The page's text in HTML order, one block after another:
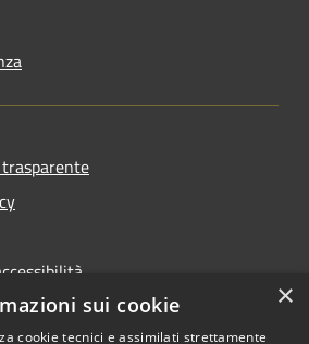
×
sui cookie
cookie tecnici e assimilati strettamente